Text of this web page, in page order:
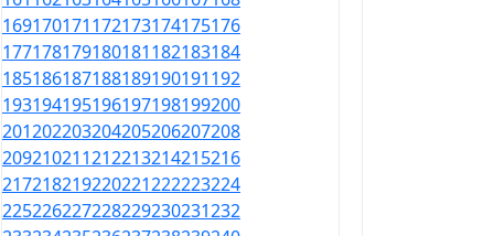
169170171172173174175176
177178179180181182183184
185186187188189190191192
193194195196197198199200
201202203204205206207208
209210211212213214215216
217218219220221222223224
225226227228229230231232